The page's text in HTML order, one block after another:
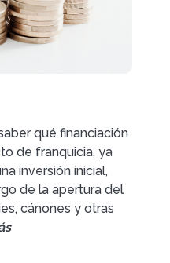
qué financiación
de franquicia, ya
inversión inicial,
de la apertura del
cánones y otras